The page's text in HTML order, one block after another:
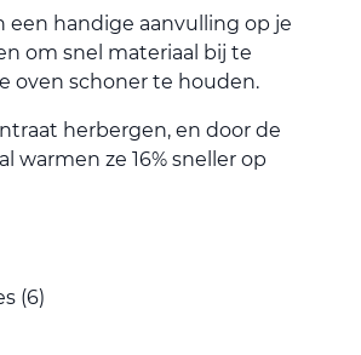
een handige aanvulling op je
om snel materiaal bij te
oven schoner te houden.
herbergen, en door de
warmen ze 16% sneller op
(6)